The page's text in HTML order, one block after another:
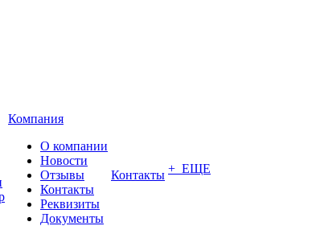
Компания
О компании
Новости
Отзывы
Контакты
Реквизиты
Документы
Контакты + ЕЩЕ